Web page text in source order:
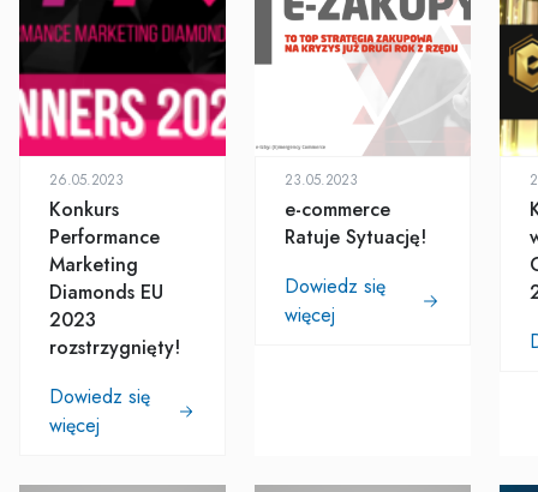
26.05.2023
Konkurs
Performance
Marketing
Diamonds EU
2023
rozstrzygnięty!
Dowiedz się
więcej
23.05.2023
e-commerce
Ratuje Sytuację!
Dowiedz się
więcej